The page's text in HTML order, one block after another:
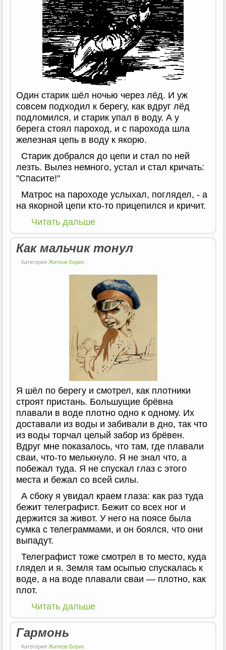
Один старик шёл ночью через лёд. И уж
совсем подходил к берегу, как вдруг лёд
подломился, и старик упал в воду. А у
берега стоял пароход, и с парохода шла
железная цепь в воду к якорю.
Старик добрался до цепи и стал по ней
лезть. Вылез немного, устал и стал кричать:
"Спасите!"
Матрос на пароходе услыхал, поглядел, - а
на якорной цепи кто-то прицепился и кричит.
Читать дальше
Как мальчик тонул
Категория Житков Борис
Я шёл по берегу и смотрел, как плотники
строят пристань. Большущие брёвна
плавали в воде плотно одно к одному. Их
доставали из воды и забивали в дно, так что
из воды торчал целый забор из брёвен.
Вдруг мне показалось, что там, где плавали
сваи, что-то мелькнуло. Я не знал что, а
побежал туда. Я не спускал глаз с этого
места и бежал со всей силы.
А сбоку я увидал краем глаза: как раз туда
бежит телеграфист. Бежит со всех ног и
держится за живот. У него на поясе была
сумка с телеграммами, и он боялся, что они
выпадут.
Телеграфист тоже смотрел в то место, куда
глядел и я. Земля там осыпью спускалась к
воде, а на воде плавали сваи — плотно, как
плот.
Читать дальше
Гармонь
Категория Житков Борис